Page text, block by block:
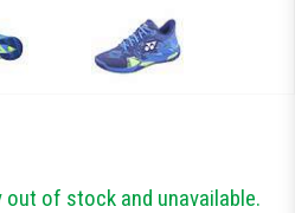
of stock and unavailable.